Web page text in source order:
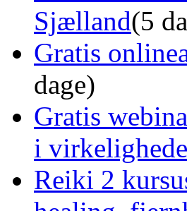
Sjælland(5
Gratis
dage)
Gratis
i
Reiki 2